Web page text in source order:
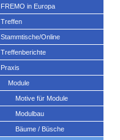
FREMO in Europa
Treffen
Stammtische/Online
Treffenberichte
Praxis
Module
Motive für Module
Modulbau
Bäume / Büsche